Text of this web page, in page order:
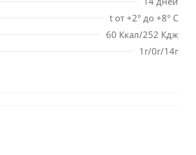
t от +2° до +8° С
60 Ккал/252 Кдж
1г/0г/14г